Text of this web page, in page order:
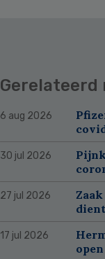
Gerelateerd
6 aug 2026
30 jul 2026
27 jul 2026
dient
17 jul 2026
open